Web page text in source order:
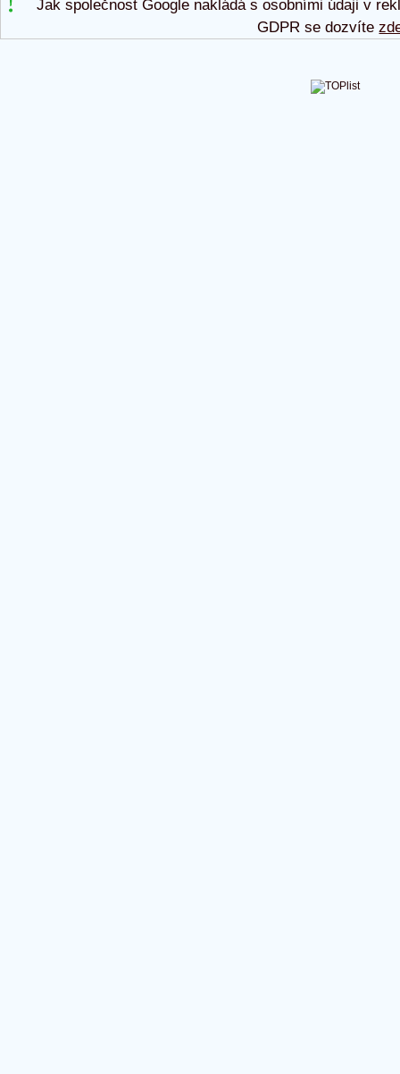
Jak společnost Google nakládá s osobními údaji v
GDPR se dozvíte